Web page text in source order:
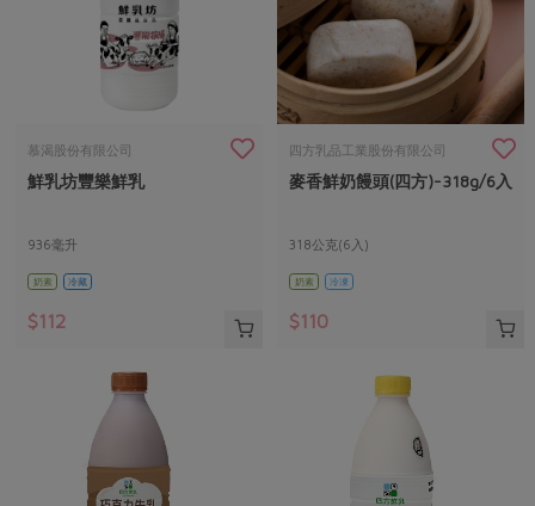
慕渴股份有限公司
鮮乳坊豐樂鮮乳
936毫升
奶素 冷藏
$112
四方乳品工業股份有限公司
麥香鮮奶饅頭(四方)-318g/6入
318公克(6入)
奶素 冷凍
$110